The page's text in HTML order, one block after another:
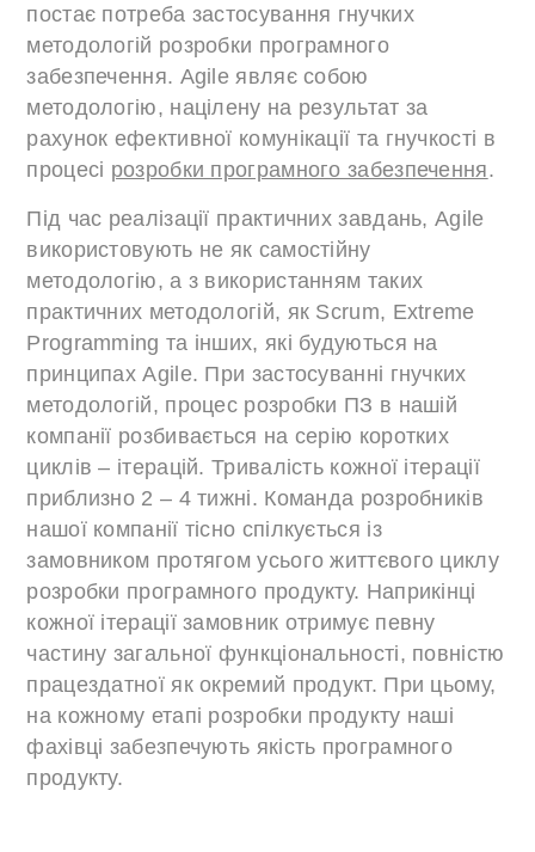
постає потреба застосування гнучких
методологій розробки програмного
забезпечення. Agile являє собою
методологію, націлену на результат за
рахунок ефективної комунікації та гнучкості в
процесі розробки програмного забезпечення.
Під час реалізації практичних завдань, Agile
використовують не як самостійну
методологію, а з використанням таких
практичних методологій, як Scrum, Extreme
Programming та інших, які будуються на
принципах Agile. При застосуванні гнучких
методологій, процес розробки ПЗ в нашій
компанії розбивається на серію коротких
циклів – ітерацій. Тривалість кожної ітерації
приблизно 2 – 4 тижні. Команда розробників
нашої компанії тісно спілкується із
замовником протягом усього життєвого циклу
розробки програмного продукту. Наприкінці
кожної ітерації замовник отримує певну
частину загальної функціональності, повністю
працездатної як окремий продукт. При цьому,
на кожному етапі розробки продукту наші
фахівці забезпечують якість програмного
продукту.